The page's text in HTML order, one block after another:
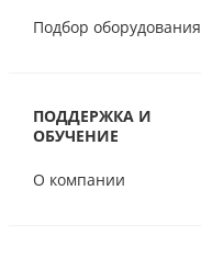
Подбор оборудования
ПОДДЕРЖКА И
ОБУЧЕНИЕ
О компании